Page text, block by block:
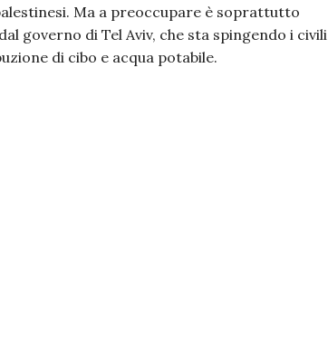
Ma a preoccupare è soprattutto
governo di Tel Aviv, che sta spingendo i civili
di cibo e acqua potabile.